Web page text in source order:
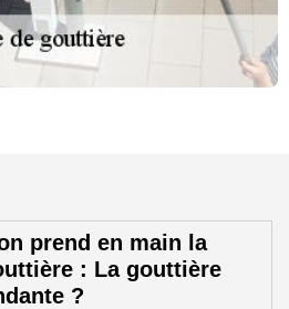
prend en main la
: La gouttière
?